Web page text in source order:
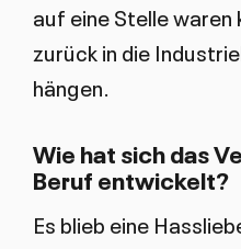
auf eine Stelle waren
zurück in die
hängen.
Wie hat sich das
Beruf entwickelt?
Es blieb eine